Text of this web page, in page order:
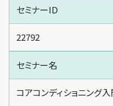
セミナーID
22792
セミナー名
コアコンディショニング